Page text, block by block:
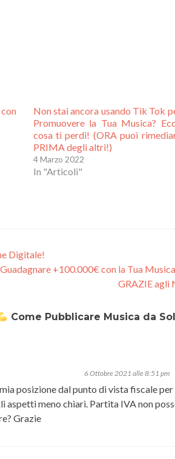
Non stai ancora usando Tik Tok
Promuovere la Tua Musica?
cosa ti perdi! (ORA puoi
PRIMA degli altri!)
4 Marzo 2022
In "Articoli"
Digitale!
+100.000€ con la Tua
GRAZIE agli
Come Pubblicare Musica da
6 Ottobre 2021 alle 8:51 pm
posizione dal punto di vista fiscale per
aspetti meno chiari. Partita IVA non
Grazie